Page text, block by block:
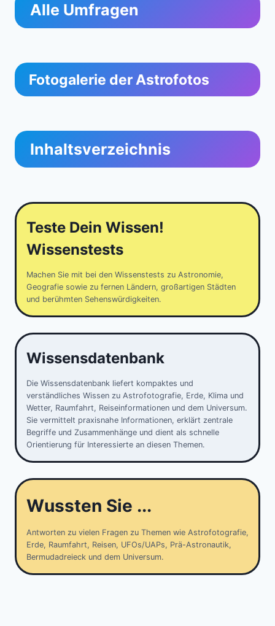
Alle Umfragen
Fotogalerie der Astrofotos
Inhaltsverzeichnis
Teste Dein Wissen!
Wissenstests
Machen Sie mit bei den Wissenstests zu Astronomie,
Geografie sowie zu fernen Ländern, großartigen Städten
und berühmten Sehenswürdigkeiten.
Wissensdatenbank
Die Wissensdatenbank liefert kompaktes und
verständliches Wissen zu Astrofotografie, Erde, Klima und
Wetter, Raumfahrt, Reiseinformationen und dem Universum.
Sie vermittelt praxisnahe Informationen, erklärt zentrale
Begriffe und Zusammenhänge und dient als schnelle
Orientierung für Interessierte an diesen Themen.
Wussten Sie ...
Antworten zu vielen Fragen zu Themen wie Astrofotografie,
Erde, Raumfahrt, Reisen, UFOs/UAPs, Prä-Astronautik,
Bermudadreieck und dem Universum.